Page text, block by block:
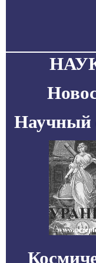
Научный